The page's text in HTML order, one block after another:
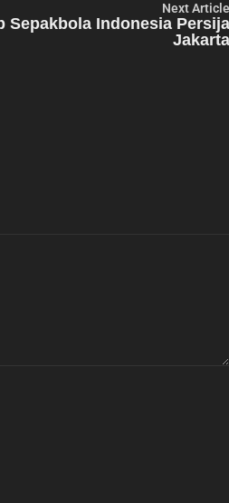
Next Article
Sepakbola Indonesia Persija
Jakarta